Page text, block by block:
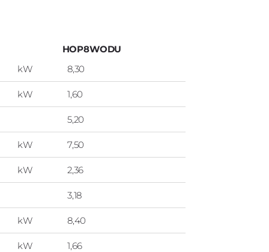
HOP8WODU
kW
8,30
kW 1,60
5,20
kW 7,50
kW 2,36
3,18
kW 8,40
kW 1,66